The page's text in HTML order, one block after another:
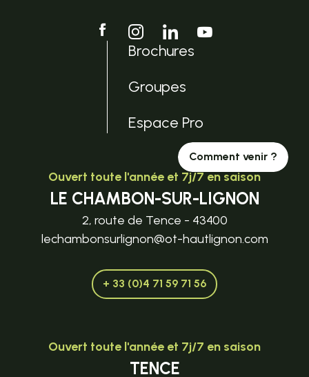
Brochures
Groupes
Espace Pro
Comment venir ?
Ouvert toute l'année et 7j/7 en saison
LE CHAMBON-SUR-LIGNON
2, route de Tence - 43400
lechambonsurlignon@ot-hautlignon.com
+ 33 (0)4 71 59 71 56
Ouvert toute l'année et 7j/7 en saison
TENCE